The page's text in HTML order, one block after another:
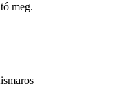
meg.